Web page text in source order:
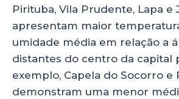
Pirituba, Vila Prudente, Lapa e
apresentam maior
umidade média em relação a
distantes do centro da capital
exemplo, Capela do Socorro e
demonstram uma menor